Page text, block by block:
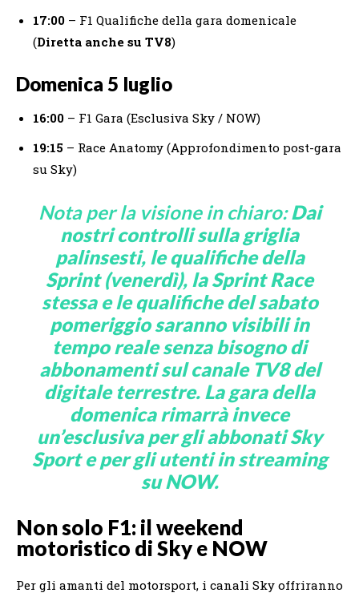
17:00 – F1 Qualifiche della gara domenicale
(Diretta anche su TV8)
Domenica 5 luglio
16:00 – F1 Gara (Esclusiva Sky / NOW)
19:15 – Race Anatomy (Approfondimento post-gara
su Sky)
Nota per la visione in chiaro:Dai
nostri controlli sulla griglia
palinsesti, le qualifiche della
Sprint (venerdì), la Sprint Race
stessa e le qualifiche del sabato
pomeriggio saranno visibili in
tempo reale senza bisogno di
abbonamenti sul canale TV8 del
digitale terrestre. La gara della
domenica rimarrà invece
un’esclusiva per gli abbonati Sky
Sport e per gli utenti in streaming
su NOW.
Non solo F1: il weekend
motoristico di Sky e NOW
Per gli amanti del motorsport, i canali Sky offriranno